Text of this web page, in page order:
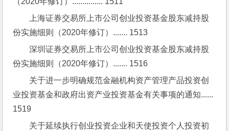
上海证券交易所上市公司创业投资基金股东减持股
份实施细则（2020年修订）....... 1513
深圳证券交易所上市公司创业投资基金股东减持股
份实施细则（2020年修订）....... 1516
关于进一步明确规范金融机构资产管理产品投资创
业投资基金和政府出资产业投资基金有关事项的通知......
1519
关于延续执行创业投资企业和天使投资个人投资初